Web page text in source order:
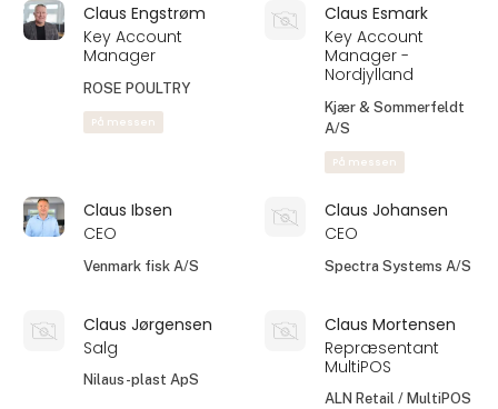
Claus Engstrøm
Key Account
Manager
ROSE POULTRY
På messen
Claus Esmark
Key Account
Manager -
Nordjylland
Kjær & Sommerfeldt
A/S
På messen
Claus Ibsen
CEO
Venmark fisk A/S
Claus Johansen
CEO
Spectra Systems A/S
Claus Jørgensen
Salg
Nilaus-plast ApS
Claus Mortensen
Repræsentant
MultiPOS
ALN Retail / MultiPOS